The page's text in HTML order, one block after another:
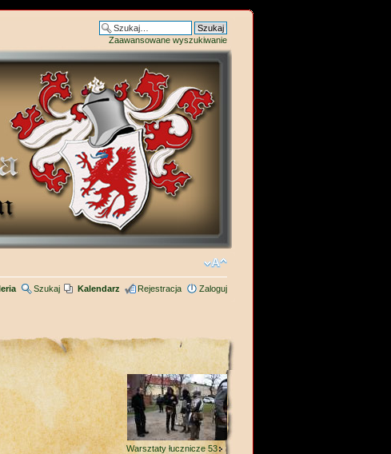
Zaawansowane wyszukiwanie
Szukaj Kalendarz Rejestracja Zaloguj
Warsztaty łucznicze 53